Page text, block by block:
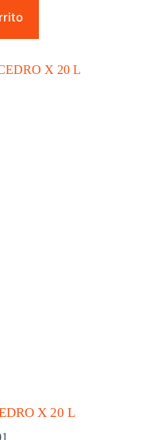
X 20 L